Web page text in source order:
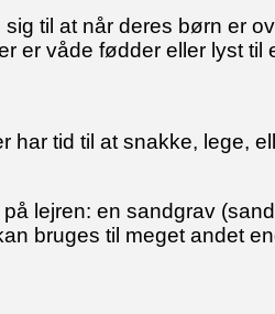
til at når deres børn er
er våde fødder eller lyst
har tid til at snakke, lege,
lejren: en sandgrav
bruges til meget andet